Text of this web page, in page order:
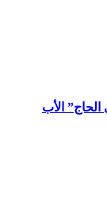
الأب